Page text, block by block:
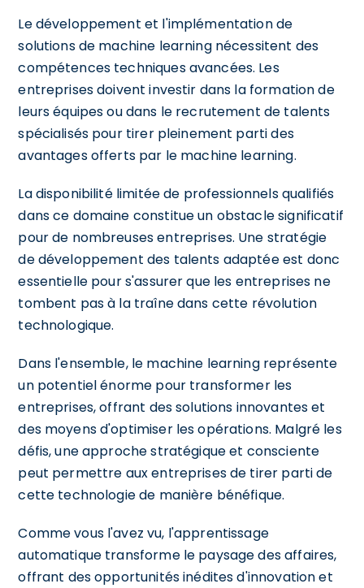
Le développement et l'implémentation de
solutions de machine learning nécessitent des
compétences techniques avancées. Les
entreprises doivent investir dans la formation de
leurs équipes ou dans le recrutement de talents
spécialisés pour tirer pleinement parti des
avantages offerts par le machine learning.
La disponibilité limitée de professionnels qualifiés
dans ce domaine constitue un obstacle significatif
pour de nombreuses entreprises. Une stratégie
de développement des talents adaptée est donc
essentielle pour s'assurer que les entreprises ne
tombent pas à la traîne dans cette révolution
technologique.
Dans l'ensemble, le machine learning représente
un potentiel énorme pour transformer les
entreprises, offrant des solutions innovantes et
des moyens d'optimiser les opérations. Malgré les
défis, une approche stratégique et consciente
peut permettre aux entreprises de tirer parti de
cette technologie de manière bénéfique.
Comme vous l'avez vu, l'apprentissage
automatique transforme le paysage des affaires,
offrant des opportunités inédites d'innovation et